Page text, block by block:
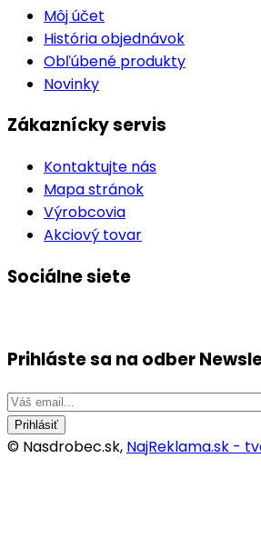
Môj účet
História objednávok
Obľúbené produkty
Novinky
Zákaznícky servis
Kontaktujte nás
Mapa stránok
Výrobcovia
Akciový tovar
Sociálne siete
Prihláste sa na odber
Prihlásiť
© Nasdrobec.sk, NajReklama.sk -